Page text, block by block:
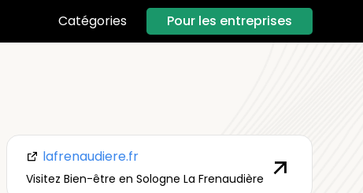
Catégories Pour les entreprises
lafrenaudiere.fr
Visitez Bien-être en Sologne La Frenaudière